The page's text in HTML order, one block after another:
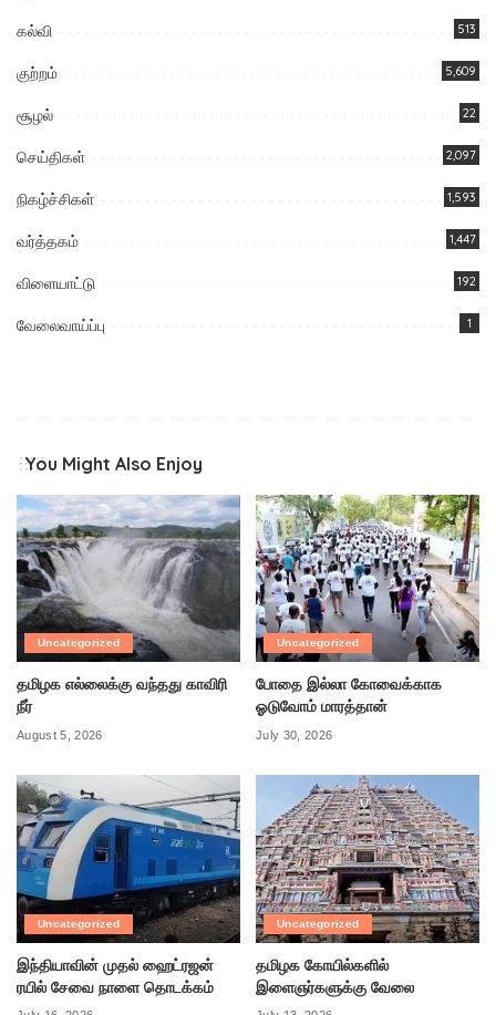
கல்வி 513
குற்றம் 5,609
சூழல் 22
செய்திகள் 2,097
நிகழ்ச்சிகள் 1,593
வர்த்தகம் 1,447
விளையாட்டு 192
வேலைவாய்ப்பு 1
You Might Also Enjoy
Uncategorized
தமிழக எல்லைக்கு வந்தது காவிரி
நீர்
August 5, 2026
Uncategorized
போதை இல்லா கோவைக்காக
ஓடுவோம் மாரத்தான்
July 30, 2026
Uncategorized
இந்தியாவின் முதல் ஹைட்ரஜன்
ரயில் சேவை நாளை தொடக்கம்
Uncategorized
தமிழக கோயில்களில்
இளைஞர்களுக்கு வேலை